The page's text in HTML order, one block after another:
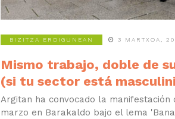
BIZITZA ERDIGUNEAN 3 MARTXOA,
Mismo trabajo, doble de
(si tu sector está
Argitan ha convocado la manifestación
marzo en Barakaldo bajo el lema